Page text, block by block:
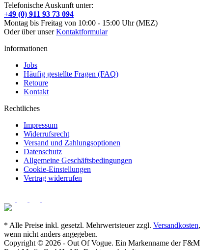
Telefonische Auskunft unter:
+49 (0) 911 93 73 094
Montag bis Freitag von 10:00 - 15:00 Uhr (MEZ)
Oder über unserKontaktformular
Informationen
Jobs
Häufig gestellte Fragen (FAQ)
Retoure
Kontakt
Rechtliches
Impressum
Widerrufsrecht
Versand und Zahlungsoptionen
Datenschutz
Allgemeine Geschäftsbedingungen
Cookie-Einstellungen
Vertrag widerrufen
* Alle Preise inkl. gesetzl. Mehrwertsteuer zzgl. Versandkosten,
wenn nicht anders angegeben.
Copyright © 2026 - Out Of Vogue. Ein Markenname der F&M